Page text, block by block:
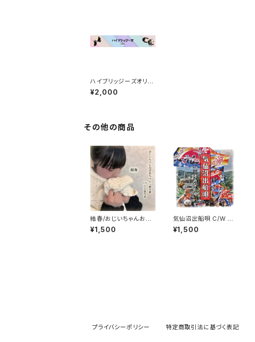
ハイブリッジーズオリジ
ナルマフラータオル
¥2,000
その他の商品
結春/おじいちゃんおば
あちゃんへ贈る歌 C/W
十六夜汽車
¥1,500
気仙沼出船唄 C/W 三
陸みなと唄
¥1,500
プライバシーポリシー 特定商取引法に基づく表記